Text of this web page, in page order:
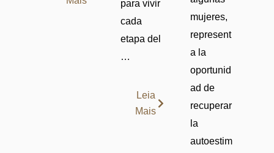
para vivir
cada
etapa del
…
Leia
Mais
mujeres,
represent
a la
oportunid
ad de
recuperar
la
autoestim